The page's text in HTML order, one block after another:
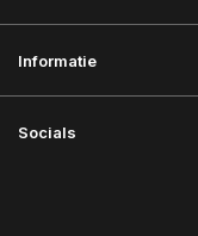
Informatie
Socials